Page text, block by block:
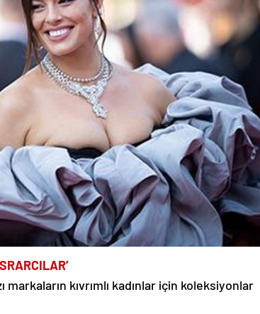
markaların kıvrımlı kadınlar için koleksiyonlar